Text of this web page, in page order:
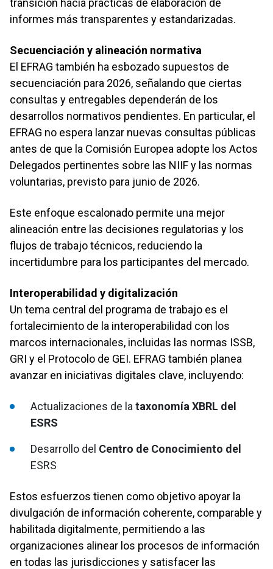
transición hacia prácticas de elaboración de
informes más transparentes y estandarizadas.
Secuenciación y alineación normativa
El EFRAG también ha esbozado supuestos de
secuenciación para 2026, señalando que ciertas
consultas y entregables dependerán de los
desarrollos normativos pendientes. En particular, el
EFRAG no espera lanzar nuevas consultas públicas
antes de que la Comisión Europea adopte los Actos
Delegados pertinentes sobre las NIIF y las normas
voluntarias, previsto para junio de 2026.
Este enfoque escalonado permite una mejor
alineación entre las decisiones regulatorias y los
flujos de trabajo técnicos, reduciendo la
incertidumbre para los participantes del mercado.
Interoperabilidad y digitalización
Un tema central del programa de trabajo es el
fortalecimiento de la interoperabilidad con los
marcos internacionales, incluidas las normas ISSB,
GRI y el Protocolo de GEI. EFRAG también planea
avanzar en iniciativas digitales clave, incluyendo:
Actualizaciones de la taxonomía XBRL del
ESRS
Desarrollo del Centro de Conocimiento del
ESRS
Estos esfuerzos tienen como objetivo apoyar la
divulgación de información coherente, comparable y
habilitada digitalmente, permitiendo a las
organizaciones alinear los procesos de información
en todas las jurisdicciones y satisfacer las